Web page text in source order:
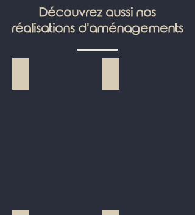
Découvrez aussi nos
réalisations d'aménagements